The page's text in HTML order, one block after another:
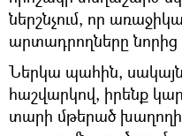
ներշնչում, որ
արտադրողները նորից
Ներկա պահին,
հաշվարկով, իրենք
տարի մթերած խաղողի